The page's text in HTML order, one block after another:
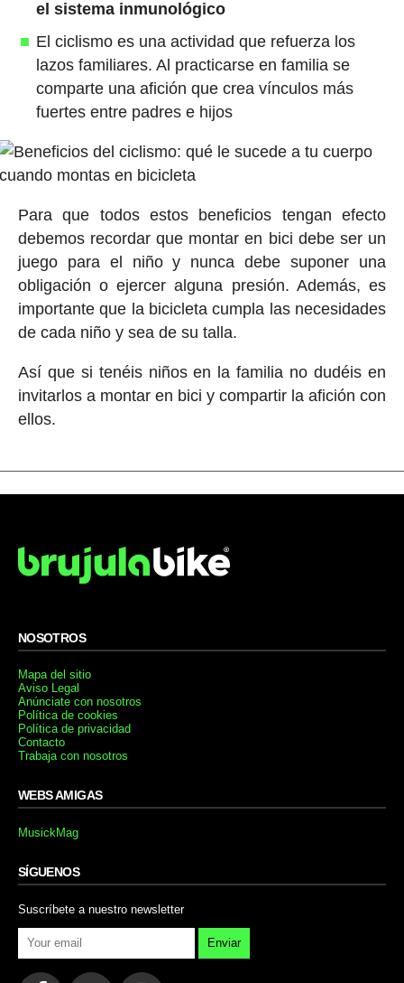
el sistema inmunológico
El ciclismo es una actividad que refuerza los
lazos familiares. Al practicarse en familia se
comparte una afición que crea vínculos más
fuertes entre padres e hijos
Para que todos estos beneficios tengan efecto
debemos recordar que montar en bici debe ser un
juego para el niño y nunca debe suponer una
obligación o ejercer alguna presión. Además, es
importante que la bicicleta cumpla las necesidades
de cada niño y sea de su talla.
Así que si tenéis niños en la familia no dudéis en
invitarlos a montar en bici y compartir la afición con
ellos.
NOSOTROS
Mapa del sitio
Aviso Legal
Anúnciate con nosotros
Política de cookies
Política de privacidad
Contacto
Trabaja con nosotros
WEBS AMIGAS
MusickMag
SÍGUENOS
Suscríbete a nuestro newsletter
Enviar